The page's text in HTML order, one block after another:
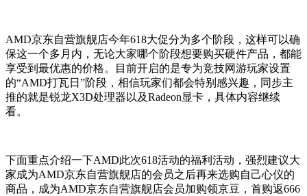
AMD京东自营旗舰店今年618大促分为多个阶段，这样可以确
保这一个多月内，无论大家哪个阶段想要购买硬件产品，都能
享受到最优惠的价格。目前开启的是专为竞技网游玩家设置
的“AMD打瓦日”阶段，相信玩家们都会特别感兴趣，同步主
推的就是锐龙X3D处理器以及Radeon显卡，具体内容继续
看。
下面重点介绍一下AMD此次618活动的福利活动，强烈建议大
家成为AMD京东自营旗舰店的会员之后再来选购自己心仪的
商品，成为AMD京东自营旗舰店会员加购领京豆，首购返666